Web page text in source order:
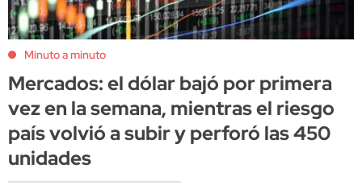
Minuto a minuto
Mercados: el dólar bajó por primera
vez en la semana, mientras el riesgo
país volvió a subir y perforó las 450
unidades